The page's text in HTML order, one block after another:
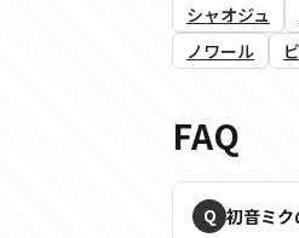
シャオジュ
ノワール
FAQ
初音ミク